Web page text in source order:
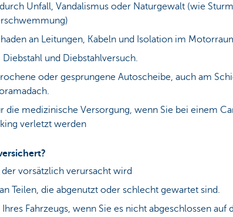
Unfall, Vandalismus oder Naturgewalt (wie
an Leitungen, Kabeln und Isolation im
Diebstahl und Diebstahlversuch.
oder gesprungene Autoscheibe, auch am
die medizinische Versorgung, wenn Sie bei einem
verletzt werden
der vorsätzlich verursacht wird
Teilen, die abgenutzt oder schlecht gewartet sind.
Ihres Fahrzeugs, wenn Sie es nicht abgeschlossen auf